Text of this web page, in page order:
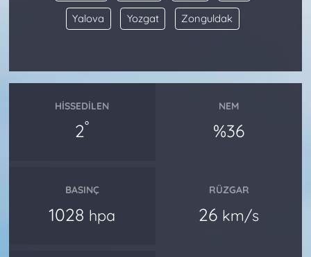
Yalova Yozgat Zonguldak
HISSEDILEN
2°
NEM
%36
BASINÇ
1028 hpa
RÜZGAR
26 km/s